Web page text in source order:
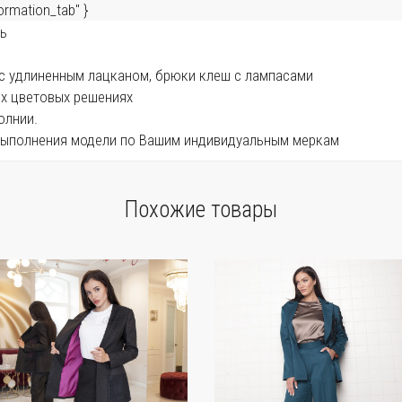
}
удлиненным лацканом, брюки клеш с лампасами
цветовых решениях
модели по Вашим индивидуальным меркам
Похожие товары